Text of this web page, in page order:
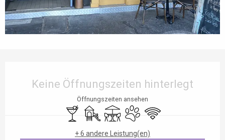
Keine Öffnungszeiten hinterlegt
Öffnungszeiten ansehen
Bar / Getränkestand
Spiele für Kinder / Spielplatz
TerrasseTiere erlaubt
Wi-Fi
+ 6 andere Leistung(en)